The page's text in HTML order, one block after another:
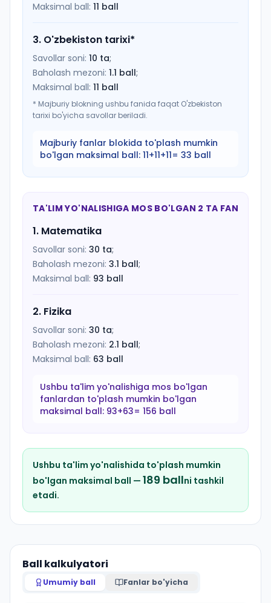
Maksimal ball: 11 ball
3. O'zbekiston tarixi*
Savollar soni: 10 ta;
Baholash mezoni: 1.1 ball;
Maksimal ball: 11 ball
* Majburiy blokning ushbu fanida faqat O'zbekiston
tarixi bo'yicha savollar beriladi.
Majburiy fanlar blokida to'plash mumkin
bo'lgan maksimal ball: 11+11+11= 33 ball
TA'LIM YO'NALISHIGA MOS BO'LGAN 2 TA FAN
1. Matematika
Savollar soni: 30 ta;
Baholash mezoni: 3.1 ball;
Maksimal ball: 93 ball
2. Fizika
Savollar soni: 30 ta;
Baholash mezoni: 2.1 ball;
Maksimal ball: 63 ball
Ushbu ta'lim yo'nalishiga mos bo'lgan
fanlardan to'plash mumkin bo'lgan
maksimal ball: 93+63= 156 ball
Ushbu ta'lim yo'nalishida to'plash mumkin
bo'lgan maksimal ball — 189 ballni tashkil
etadi.
Ball kalkulyatori
Umumiy ball Fanlar bo'yicha